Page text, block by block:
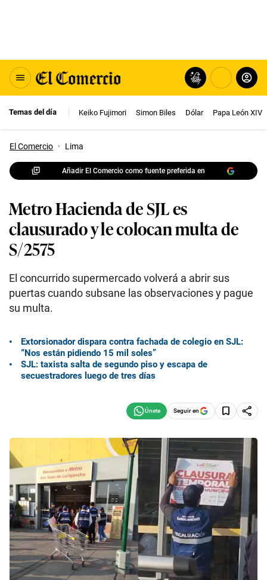
Temas del día Keiko Fujimori Simon Biles Dólar Papa León XIV
El Comercio · Lima
Añadir El Comercio como fuente preferida en
Metro Hacienda de SJL es
clausurado y le colocan multa de
S/2575
El concurrido supermercado volverá a abrir sus
puertas cuando subsane las observaciones y pague
su multa.
Extorsionador dispara contra fachada de colegio en SJL:
“Nos están pidiendo 15 mil soles”
SJL: taxista salta de segundo piso y escapa de
secuestradores luego de tres días
Seguir en